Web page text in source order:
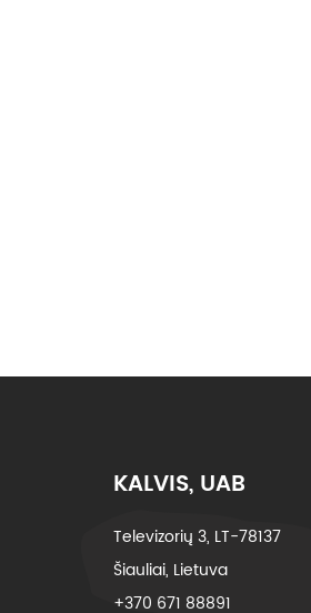
KALVIS, UAB
Televizorių 3, LT-78137
Šiauliai, Lietuva
+370 671 88891